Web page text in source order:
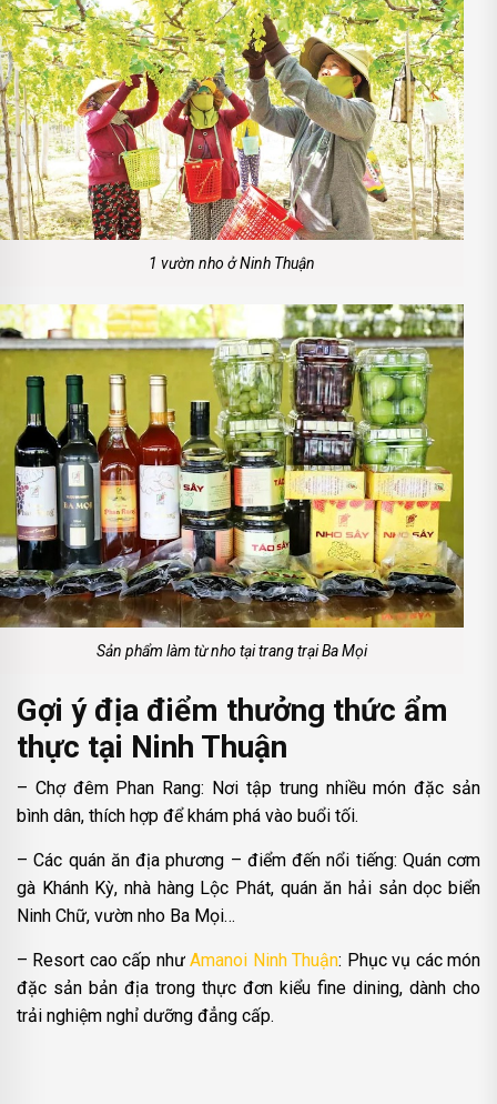
1 vườn nho ở Ninh Thuận
Sản phẩm làm từ nho tại trang trại Ba Mọi
Gợi ý địa điểm thưởng thức ẩm
thực tại Ninh Thuận
– Chợ đêm Phan Rang: Nơi tập trung nhiều món đặc sản
bình dân, thích hợp để khám phá vào buổi tối.
– Các quán ăn địa phương – điểm đến nổi tiếng: Quán cơm
gà Khánh Kỳ, nhà hàng Lộc Phát, quán ăn hải sản dọc biển
Ninh Chữ, vườn nho Ba Mọi…
– Resort cao cấp nhưAmanoi Ninh Thuận: Phục vụ các món
đặc sản bản địa trong thực đơn kiểu fine dining, dành cho
trải nghiệm nghỉ dưỡng đẳng cấp.